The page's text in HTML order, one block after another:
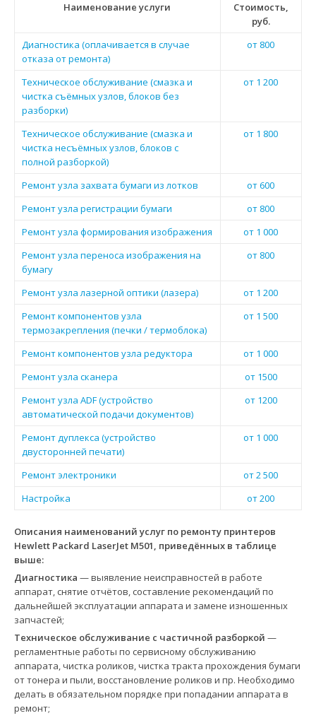
Наименование услуги
Стоимость,
руб.
Диагностика (оплачивается в случае
отказа от ремонта)
от 800
Техническое обслуживание (смазка и
чистка съёмных узлов, блоков без
разборки)
от 1 200
Техническое обслуживание (смазка и
чистка несъёмных узлов, блоков с
полной разборкой)
от 1 800
Ремонт узла захвата бумаги из лотков
от 600
Ремонт узла регистрации бумаги
от 800
Ремонт узла формирования изображения
от 1 000
Ремонт узла переноса изображения на
бумагу
от 800
Ремонт узла лазерной оптики (лазера)
от 1 200
Ремонт компонентов узла
термозакрепления (печки / термоблока)
от 1 500
Ремонт компонентов узла редуктора
от 1 000
Ремонт узла сканера
от 1500
Ремонт узла ADF (устройство
автоматической подачи документов)
от 1200
Ремонт дуплекса (устройство
двусторонней печати)
от 1 000
Ремонт электроники
от 2 500
Настройка
от 200
Описания наименований услуг по ремонту принтеров
Hewlett Packard LaserJet M501, приведённых в таблице
выше:
Диагностика — выявление неисправностей в работе
аппарат, снятие отчётов, составление рекомендаций по
дальнейшей эксплуатации аппарата и замене изношенных
запчастей;
Техническое обслуживание с частичной разборкой —
регламентные работы по сервисному обслуживанию
аппарата, чистка роликов, чистка тракта прохождения бумаги
от тонера и пыли, восстановление роликов и пр. Необходимо
делать в обязательном порядке при попадании аппарата в
ремонт;